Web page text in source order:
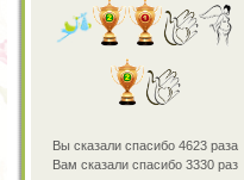
Вы сказали спасибо 4623 раза
Вам сказали спасибо 3330 раз